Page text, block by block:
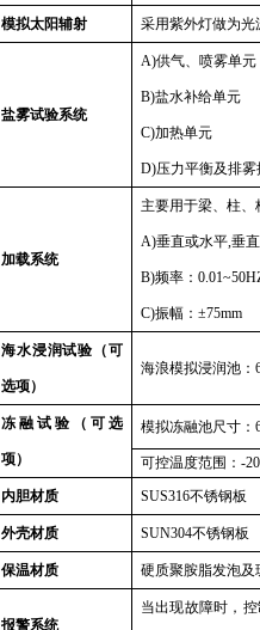
模拟太阳辅射 采用紫外灯做为
盐雾试验系统
A)供气、喷雾单元
B)盐水补给单元
C)加热单元
D)压力平衡及排
加载系统
主要用于梁、柱
A)垂直或水平,垂直
B)频率：
C)振幅：±75mm
海水浸润试验 （可
选项）
海浪模拟浸润池：
冻融试验 （可选
项）
模拟冻融池尺寸：
可控温度范围： -
内胆材质
SUS316不锈钢板
外壳材质 SUN304不锈钢板
保温材质 硬质聚胺脂发泡及
报警系统
当出现故障时，